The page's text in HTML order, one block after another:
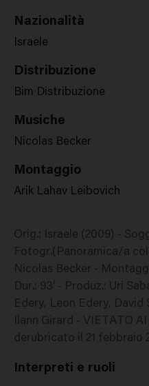
Nazionalità
Israele
Distribuzione
Bim Distribuzione
Musiche
Nicolas Becker
Montaggio
Arik Lahav Leibovich
Orig.: Israele (2009) -
Fotogr.(Panoramica/a
Nicolas Becker -
Dur.: 93' - Produz.: Uri
Edery, Leon Edery, David
Ilann Girard - VIETATO
derubricato il 21 febbraio
Interpreti e ruoli